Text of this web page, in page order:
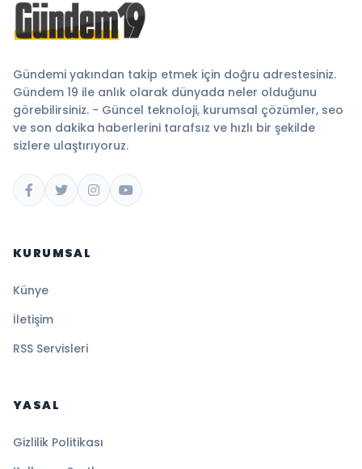
Gündemi yakından takip etmek için doğru adrestesiniz.
Gündem 19 ile anlık olarak dünyada neler olduğunu
görebilirsiniz. - Güncel teknoloji, kurumsal çözümler, seo
ve son dakika haberlerini tarafsız ve hızlı bir şekilde
sizlere ulaştırıyoruz.
KURUMSAL
Künye
İletişim
RSS Servisleri
YASAL
Gizlilik Politikası